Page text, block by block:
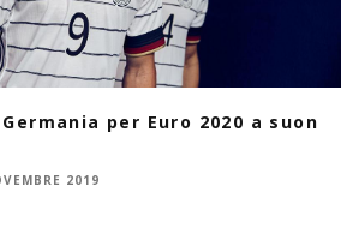
per Euro 2020 a suon
2019